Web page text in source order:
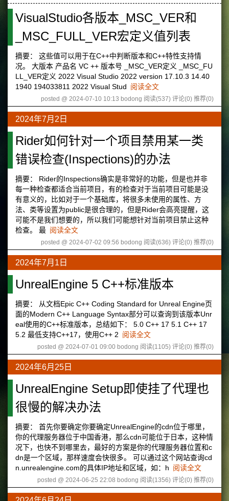
VisualStudio各版本_MSC_VER和
_MSC_FULL_VER宏定义值列表
摘要： 这些值可以用于在C++中判断版本和C++特性支持情
况。 大版本 产品名 VC ++ 版本号 _MSC_VER定义 _MSC_FU
LL_VER定义 2022 Visual Studio 2022 version 17.10.3 14.40
1940 194033811 2022 Visual Stud 阅读全文
posted @ 2024-07-10 10:13 bodong 阅读(537) 评论(0) 推荐(0)
2024年7月2日
Rider如何针对一个项目禁用某一类
错误检查(Inspections)的办法
摘要： Rider的Inspections确实是非常好的功能，但是也并非
每一种检查都适合当前项目，有的检查对于当前项目可能是没
有意义的，比如对于一个基础库，将很多未使用的属性、方
法、类等设置为public是很合理的，但是Rider会高亮提醒，这
可能不是我们想要的，所以我们可能想针对当前项目禁止这种
检查。 最 阅读全文
posted @ 2024-07-02 09:56 bodong 阅读(636) 评论(0) 推荐(0)
2024年7月1日
UnrealEngine 5 C++标准版本
摘要： 从文档Epic C++ Coding Standard for Unreal Engine页
面的Modern C++ Language Syntax部分可以查询到该版本Unr
eal使用的C++标准版本，总结如下： 5.0 C++ 17 5.1 C++ 17
5.2 最低支持C++17，使用C++ 2 阅读全文
posted @ 2024-07-01 09:00 bodong 阅读(1105) 评论(0) 推荐(0)
2024年6月25日
UnrealEngine Setup即使挂了代理也
很慢的解决办法
摘要： 首先你要确定你要确定UnrealEngine的cdn位于哪里，
你的代理服务器位于中国香港，那么cdn可能位于日本，这种情
况下，也快不到哪里去，最好的方案是你的代理服务器位置和c
dn是一个区域，那样速度会快很多。 可以通过这个网站查询cd
n.unrealengine.com的具体IP地址和区域，如：h 阅读全文
posted @ 2024-06-25 22:08 bodong 阅读(1356) 评论(0) 推荐(0)